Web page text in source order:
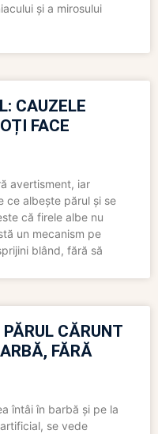
și a mirosului
CAUZELE
FACE
avertisment, iar
ce albește părul și se
că firele albe nu
un mecanism pe
blând, fără să
CĂRUNT
FĂRĂ
întâi în barbă și pe la
se vede